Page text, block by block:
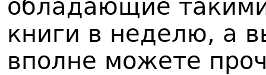
обладающие
книги в неделю, а
вполне можете